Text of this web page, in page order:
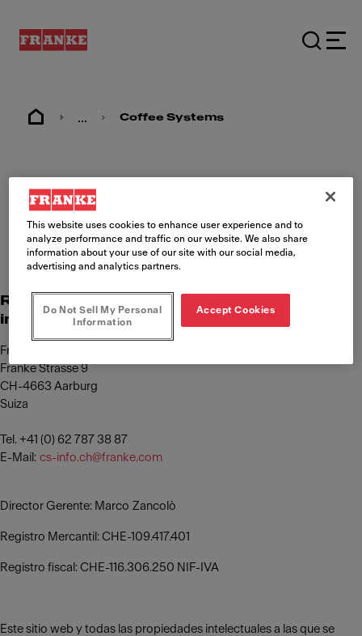
... Coffee Systems
Pie de imprenta
Responsabilidad del contenido
internacional
Franke Kaffeemaschinen AG
Franke Strasse 9
CH-4663 Aarburg
Suiza
Tel. +41 (0) 62 787 38 87
E-Mail: cs-info.ch@franke.com
Director Gerente: Marco Zancolò
Registro Mercantil: CHE-109.417.401
Registro fiscal: CHE-116.306.250 NIF-IVA
Este sitio web y todas las propiedades intelectuales a las que se
This website uses cookies to enhance user experience and to
analyze performance and traffic on our website. We also share
information about your use of our site with our social media,
advertising and analytics partners.
Do Not Sell My Personal
Information
Accept Cookies